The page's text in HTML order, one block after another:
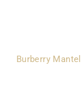
Burberry